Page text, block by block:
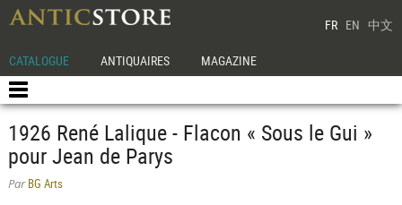
FR EN 中文
CATALOGUE ANTIQUAIRES MAGAZINE
1926 René Lalique - Flacon « Sous le Gui »
pour Jean de Parys
ParBG Arts